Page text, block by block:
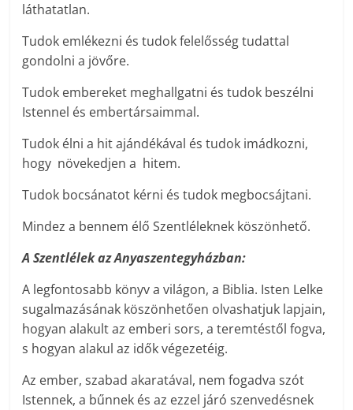
láthatatlan.
Tudok emlékezni és tudok felelősség tudattal
gondolni a jövőre.
Tudok embereket meghallgatni és tudok beszélni
Istennel és embertársaimmal.
Tudok élni a hit ajándékával és tudok imádkozni,
hogy növekedjen a hitem.
Tudok bocsánatot kérni és tudok megbocsájtani.
Mindez a bennem élő Szentléleknek köszönhető.
A Szentlélek az Anyaszentegyházban:
A legfontosabb könyv a világon, a Biblia. Isten Lelke
sugalmazásának köszönhetően olvashatjuk lapjain,
hogyan alakult az emberi sors, a teremtéstől fogva,
s hogyan alakul az idők végezetéig.
Az ember, szabad akaratával, nem fogadva szót
Istennek, a bűnnek és az ezzel járó szenvedésnek